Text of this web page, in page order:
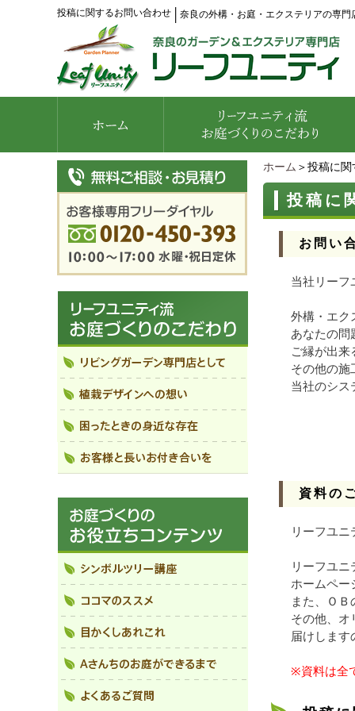
投稿に関するお問い合わせ 奈良の外構・お庭・エクステリアの専門
ホーム ＞投稿に
投稿に
お問い
当社リーフ
外構・エク
あなたの問
ご縁が出来
その他の施
当社のシス
資料の
リーフユ
リーフユ
ホームペー
また、Ｏ
その他、オ
届けします
※資料は全